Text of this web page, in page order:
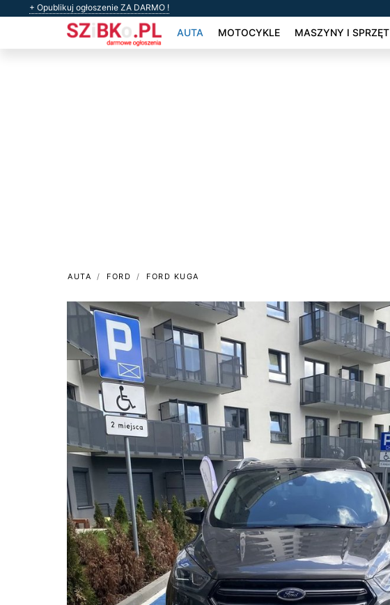
+ Opublikuj ogłoszenie ZA DARMO !
AUTA MOTOCYKLE MASZYNY I SPRZĘT
AUTA FORD FORD KUGA